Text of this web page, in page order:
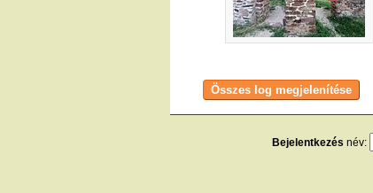
Bejelentkezés név: